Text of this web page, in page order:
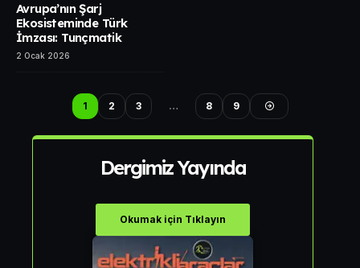
Avrupa’nın Şarj
Ekosisteminde Türk
İmzası: Tunçmatik
2 Ocak 2026
1 2 3 … 8 9
Dergimiz Yayında
Okumak için Tıklayın